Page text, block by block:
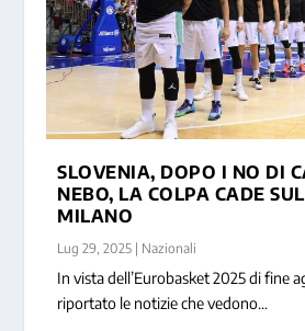
BM AZZURRO – MONDIALE
INGENUA E ...
SLOVENIA, DOPO I NO DI
NEBO, LA COLPA CADE
MILANO
Lug 29, 2025 | Nazionali
In vista dell’Eurobasket 2025 di fine
riportato le notizie che vedono...